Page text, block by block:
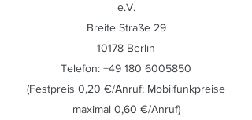
e.V.
Breite Straße 29
10178 Berlin
Telefon: +49 180 6005850
(Festpreis 0,20 €/Anruf; Mobilfunkpreise
maximal 0,60 €/Anruf)